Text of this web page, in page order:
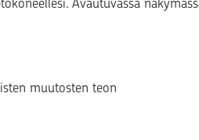
Avautuvassa
muutosten teon